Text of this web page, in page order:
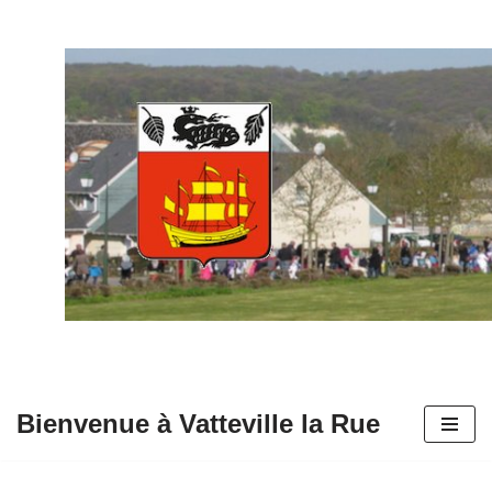
contenu
Bienvenue à Vatteville la Rue